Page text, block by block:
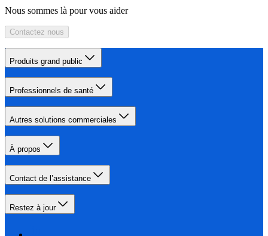
Nous sommes là pour vous aider
Contactez nous
Produits grand public
Professionnels de santé
Autres solutions commerciales
À propos
Contact de l’assistance
Restez à jour